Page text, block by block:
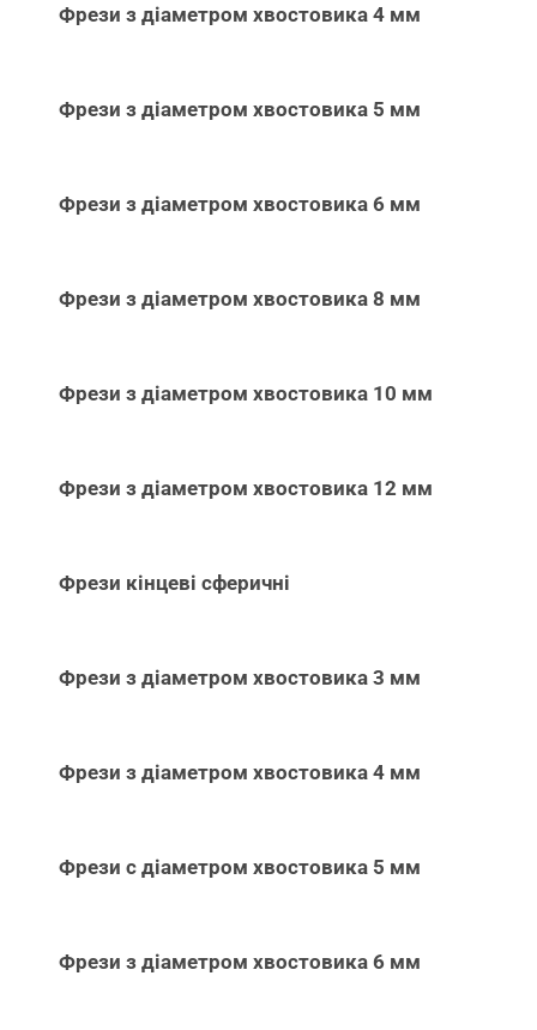
Фрези з діаметром хвостовика 4 мм
Фрези з діаметром хвостовика 5 мм
Фрези з діаметром хвостовика 6 мм
Фрези з діаметром хвостовика 8 мм
Фрези з діаметром хвостовика 10 мм
Фрези з діаметром хвостовика 12 мм
Фрези кінцеві сферичні
Фрези з діаметром хвостовика 3 мм
Фрези з діаметром хвостовика 4 мм
Фрези с діаметром хвостовика 5 мм
Фрези з діаметром хвостовика 6 мм